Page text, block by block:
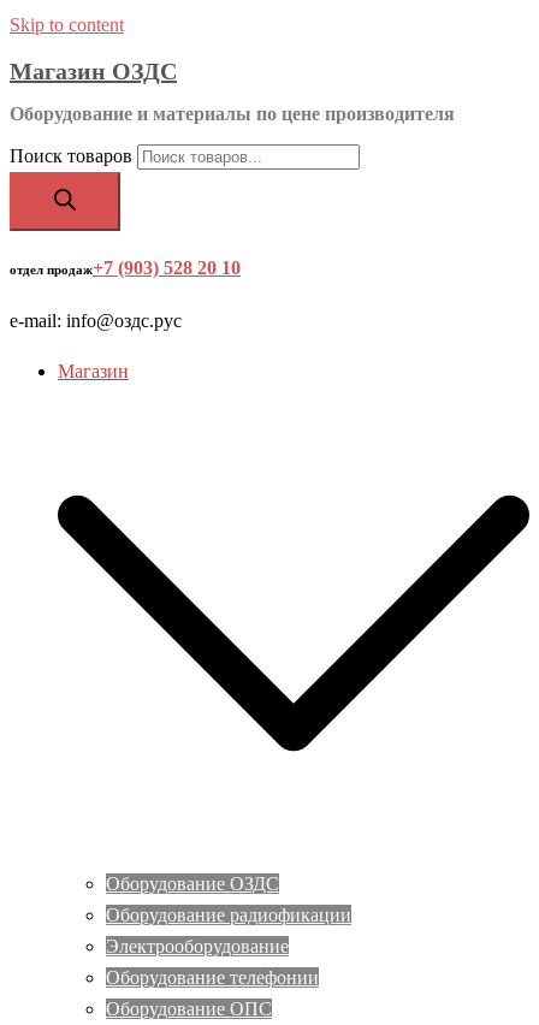
Skip to content
Магазин ОЗДС
Оборудование и материалы по цене производителя
Поиск товаров
отдел продаж+7 (903) 528 20 10
e-mail: info@оздс.рус
Магазин
Оборудование ОЗДС
Оборудование радиофикации
Электрооборудование
Оборудование телефонии
Оборудование ОПС